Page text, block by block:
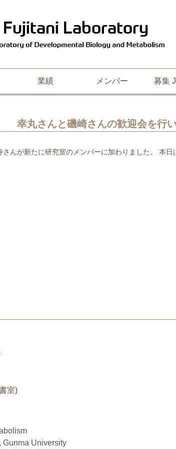
業績 メンバー 募集
幸丸さんと磯崎さんの歓迎会を行
んが新たに研究室のメンバーに加わりました。 本
室)
Gunma University